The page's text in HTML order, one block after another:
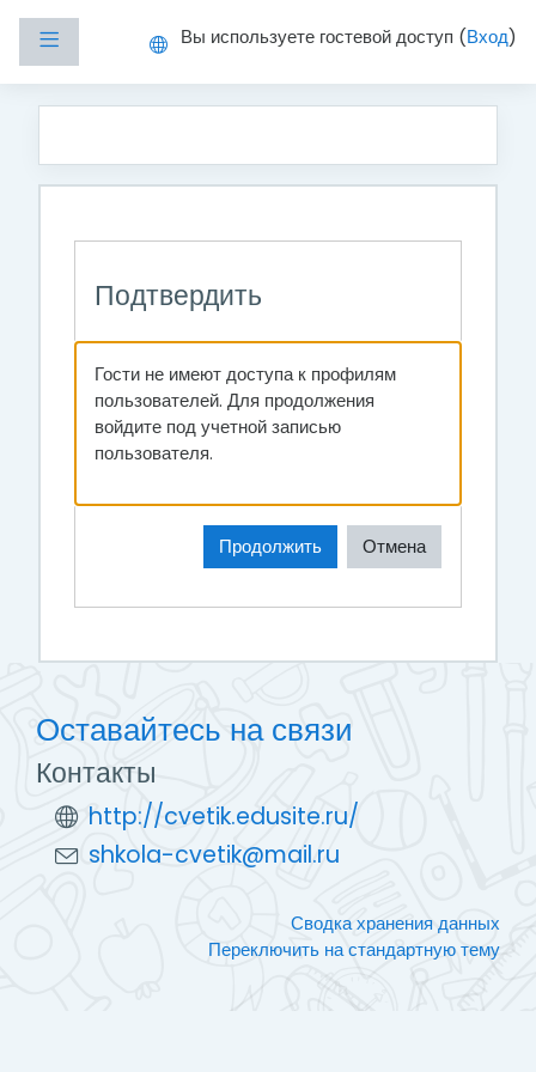
Боковая панельВы используете гостевой доступ (Вход)
Подтвердить
Гости не имеют доступа к профилям
пользователей. Для продолжения
войдите под учетной записью
пользователя.
Продолжить Отмена
Оставайтесь на связи
Контакты
http://cvetik.edusite.ru/
shkola-cvetik@mail.ru
Сводка хранения данных
Переключить на стандартную тему